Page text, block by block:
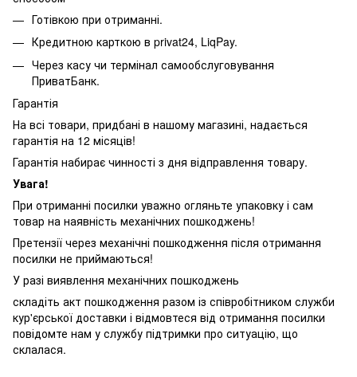
Готівкою при отриманні.
Кредитною карткою в privat24, LiqPay.
Через касу чи термінал самообслуговування
ПриватБанк.
Гарантія
На всі товари, придбані в нашому магазині, надається
гарантія на 12 місяців!
Гарантія набирає чинності з дня відправлення товару.
Увага!
При отриманні посилки уважно огляньте упаковку і сам
товар на наявність механічних пошкоджень!
Претензії через механічні пошкодження після отримання
посилки не приймаються!
У разі виявлення механічних пошкоджень
складіть акт пошкодження разом із співробітником служби
кур'єрської доставки і відмовтеся від отримання посилки
повідомте нам у службу підтримки про ситуацію, що
склалася.